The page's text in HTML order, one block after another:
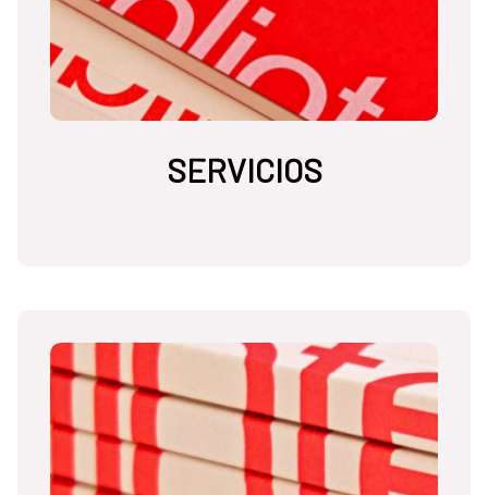
SERVICIOS